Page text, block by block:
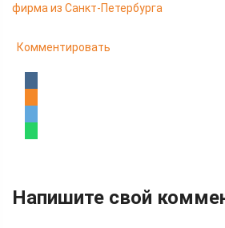
фирма из Санкт-Петербурга
Комментировать
Напишите свой